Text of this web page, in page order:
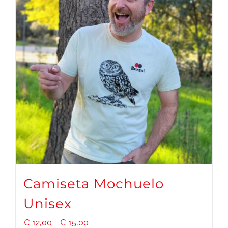
Camiseta Mochuelo
Unisex
€ 12,00 - € 15,00